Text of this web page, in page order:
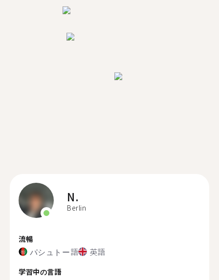
N.
Berlin
流暢
パシュトー語 英語
学習中の言語